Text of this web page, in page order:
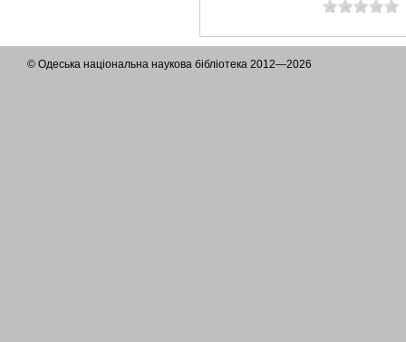
© Одеська національна наукова бібліотека 2012—2026